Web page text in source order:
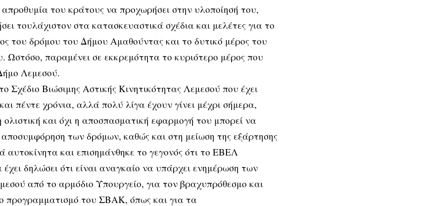
του κράτους να προχωρήσει στην υλοποίησή του,
τουλάχιστον στα κατασκευαστικά σχέδια και μελέτες για το
του δρόμου του Δήμου Αμαθούντας και το δυτικό μέρος του
Ωστόσο, παραμένει σε εκκρεμότητα το κυριότερο μέρος που
Λεμεσού.
Σχέδιο Βιώσιμης Αστικής Κινητικότητας Λεμεσού που έχει
πέντε χρόνια, αλλά πολύ λίγα έχουν γίνει μέχρι σήμερα,
ολιστική και όχι η αποσπασματική εφαρμογή του μπορεί να
των δρόμων, καθώς και στη μείωση της εξάρτησης
αυτοκίνητα και επισημάνθηκε το γεγονός ότι το ΕΒΕΛ
δηλώσει ότι είναι αναγκαίο να υπάρχει ενημέρωση των
από το αρμόδιο Υπουργείο, για τον βραχυπρόθεσμο και
προγραμματισμό του ΣΒΑΚ, όπως και για τα